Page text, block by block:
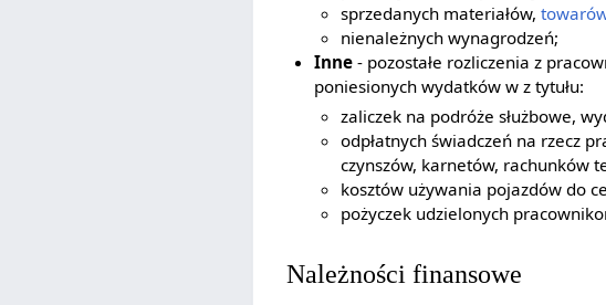
sprzedanych materiałów,
nienależnych wynagrodzeń;
Inne- pozostałe rozliczenia z
poniesionych wydatków w z tytułu:
zaliczek na podróże służbowe,
odpłatnych świadczeń na rzecz
czynszów, karnetów, rachunków
kosztów używania pojazdów do
pożyczek udzielonych
Należności finansowe